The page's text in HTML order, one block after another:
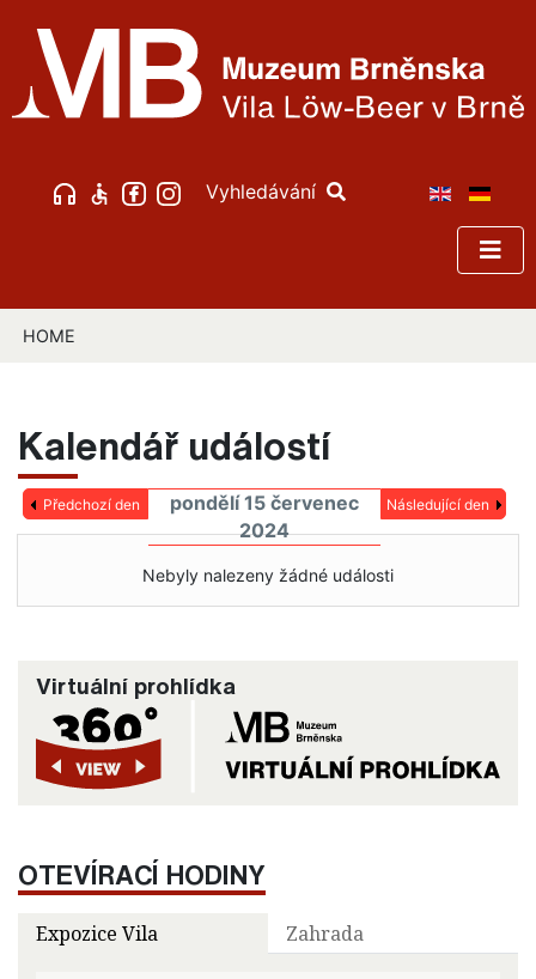
Vyhledávání
HOME
Kalendář událostí
Předchozí den
pondělí 15 červenec
2024
Následující den
Nebyly nalezeny žádné události
Virtuální prohlídka
OTEVÍRACÍ HODINY
Expozice Vila Zahrada